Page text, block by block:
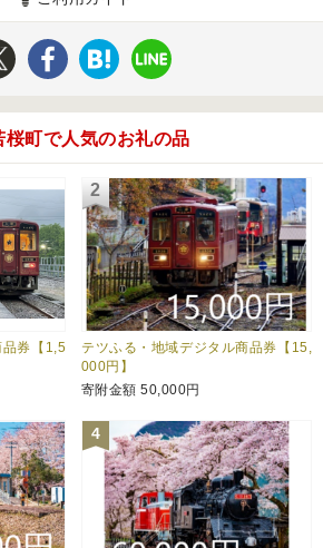
桜町で人気のお礼の品
品券【1,5
2
テツふる・地域デジタル商品券【15,
000円】
寄附金額 50,000円
4